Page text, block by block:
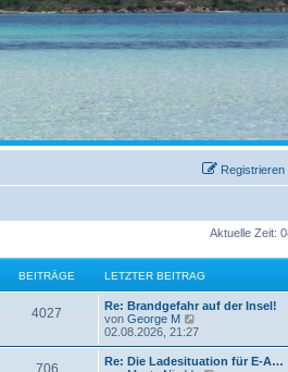
Registrieren
Aktuelle Zeit:
BEITRÄGE LETZTER BEITRAG
4027
Re: Brandgefahr auf der Insel!
von George M
e
u
e
02.08.2026, 21:27
706
Re: Die Ladesituation für E-A…